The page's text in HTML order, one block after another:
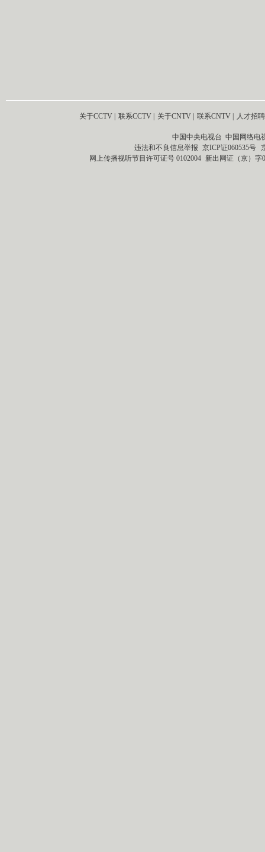
关于CCTV 联系CCTV 关于CNTV 联系CNTV 人才招聘
中国中央电视台 中国网络电
违法和不良信息举报 京ICP证060535号
网上传播视听节目许可证号 0102004 新出网证（京）